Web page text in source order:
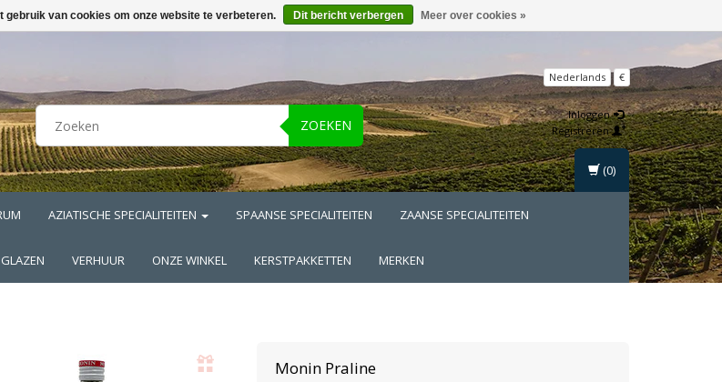
ZOEKEN
Nederlands €
Inloggen
Registreren
AZIATISCHE SPECIALITEITEN SPAANSE SPECIALITEITEN ZAANSE SPECIALITEITEN
GLAZEN VERHUUR ONZE WINKEL KERSTPAKKETTEN MERKEN
(0)
Monin Praline
gebruik van cookies om onze website te verbeteren. Dit bericht verbergen Meer over cookies »